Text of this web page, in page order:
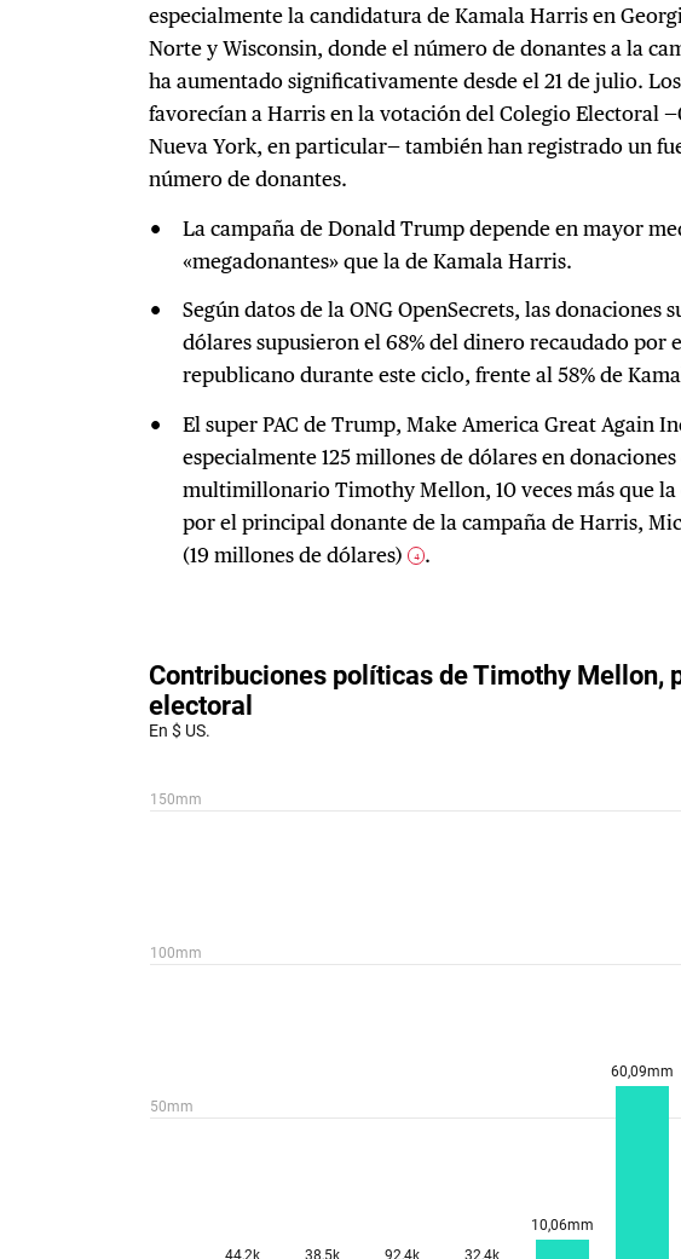
especialmente la candidatura de Kamala Harris en
Norte y Wisconsin, donde el número de donantes a la
ha aumentado significativamente desde el 21 de julio.
favorecían a Harris en la votación del Colegio Electoral
Nueva York, en particular— también han registrado un
número de donantes.
La campaña de Donald Trump depende en mayor
«megadonantes» que la de Kamala Harris.
Según datos de la ONG OpenSecrets, las donaciones
dólares supusieron el 68% del dinero recaudado por
republicano durante este ciclo, frente al 58% de
El super PAC de Trump, Make America Great Again
especialmente 125 millones de dólares en donaciones
multimillonario Timothy Mellon, 10 veces más que la
por el principal donante de la campaña de Harris,
(19 millones de dólares)
4 .